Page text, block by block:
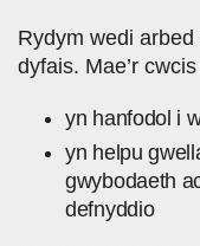
Rydym wedi arbed
dyfais. Mae’r
yn hanfodol i
yn helpu
gwybodaeth
defnyddio